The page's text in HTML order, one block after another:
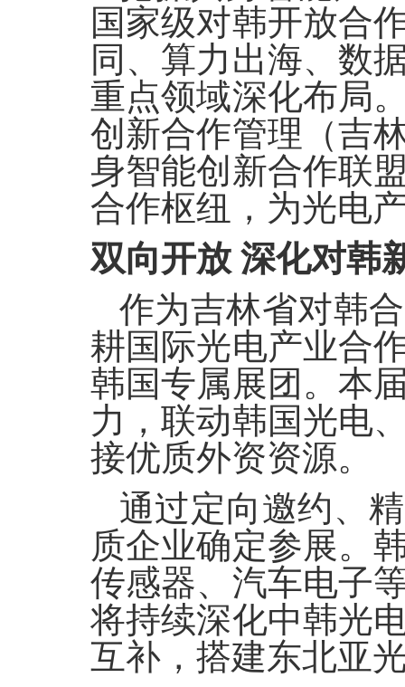
国家级对韩开放合
同、算力出海、数
重点领域深化布局
创新合作管理（吉
身智能创新合作联
合作枢纽，为光电
双向开放 深化对韩
作为吉林省对韩
耕国际光电产业合
韩国专属展团。本
力，联动韩国光电
接优质外资资源。
通过定向邀约、
质企业确定参展。
传感器、汽车电子
将持续深化中韩光
互补，搭建东北亚